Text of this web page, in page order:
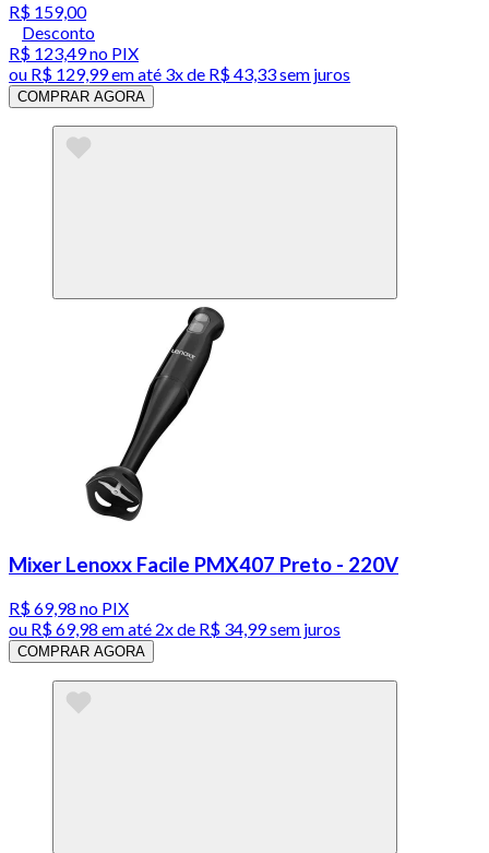
R$ 159,00
Desconto
R$ 123,49no PIX
ou R$ 129,99em até 3x de R$ 43,33 sem juros
COMPRAR AGORA
Mixer Lenoxx Facile PMX407 Preto - 220V
R$ 69,98 no PIX
ou R$ 69,98 em até 2x de R$ 34,99 sem juros
COMPRAR AGORA